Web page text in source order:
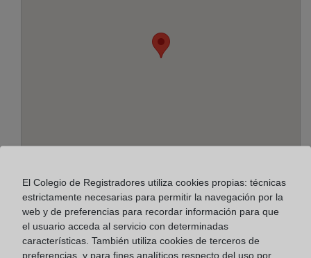
Dirección:
Carretera de Sant Boi, 176-178, 8620
Horario:
El Colegio de Registradores utiliza cookies propias: técnicas
estrictamente necesarias para permitir la navegación por la
web y de preferencias para recordar información para que
el usuario acceda al servicio con determinadas
características. También utiliza cookies de terceros de
preferencias, y para fines analíticos respecto del uso por